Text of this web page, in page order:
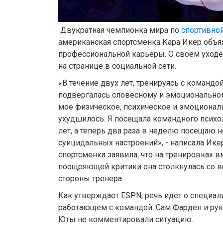
Двукратная чемпионка мира по
американская спортсменка Кара Икер
профессиональной карьеры. О своём
на странице в социальной сети.
«В течение двух лет, тренируясь с
подвергалась словесному и
моё физическое, психическое и
ухудшилось. Я посещала командного
лет, а теперь два раза в неделю посещаю
суицидальных настроений», - написала
спортсменка заявила, что на тренировках
поощряющей критики она столкнулась со
стороны тренера.
Как утверждает ESPN, речь идёт о
работающем с командой. Сам Фарден и
Юты не комментировали ситуацию.